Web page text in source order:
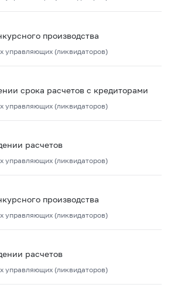
производства
управляющих (ликвидаторов)
срока расчетов с кредиторами
управляющих (ликвидаторов)
расчетов
управляющих (ликвидаторов)
производства
управляющих (ликвидаторов)
расчетов
управляющих (ликвидаторов)